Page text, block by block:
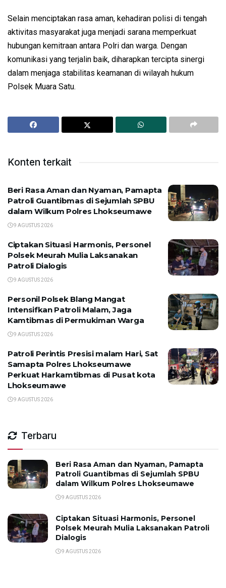
Selain menciptakan rasa aman, kehadiran polisi di tengah
aktivitas masyarakat juga menjadi sarana memperkuat
hubungan kemitraan antara Polri dan warga. Dengan
komunikasi yang terjalin baik, diharapkan tercipta sinergi
dalam menjaga stabilitas keamanan di wilayah hukum
Polsek Muara Satu.
Konten terkait
Beri Rasa Aman dan Nyaman, Pamapta
Patroli Guantibmas di Sejumlah SPBU
dalam Wilkum Polres Lhokseumawe
9 AGUSTUS 2026
Ciptakan Situasi Harmonis, Personel
Polsek Meurah Mulia Laksanakan
Patroli Dialogis
9 AGUSTUS 2026
Personil Polsek Blang Mangat
Intensifkan Patroli Malam, Jaga
Kamtibmas di Permukiman Warga
9 AGUSTUS 2026
Patroli Perintis Presisi malam Hari, Sat
Samapta Polres Lhokseumawe
Perkuat Harkamtibmas di Pusat kota
Lhokseumawe
9 AGUSTUS 2026
Terbaru
Beri Rasa Aman dan Nyaman, Pamapta
Patroli Guantibmas di Sejumlah SPBU
dalam Wilkum Polres Lhokseumawe
9 AGUSTUS 2026
Ciptakan Situasi Harmonis, Personel
Polsek Meurah Mulia Laksanakan Patroli
Dialogis
9 AGUSTUS 2026